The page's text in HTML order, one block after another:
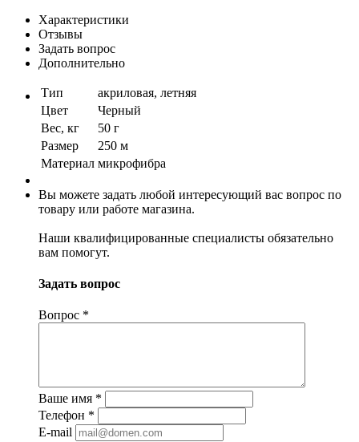
Характеристики
Отзывы
Задать вопрос
Дополнительно
Тип
акриловая, летняя
Цвет
Черный
Вес, кг
50 г
Размер
250 м
Материал микрофибра
Вы можете задать любой интересующий вас вопрос по
товару или работе магазина.
Наши квалифицированные специалисты обязательно
вам помогут.
Задать вопрос
Вопрос *
Ваше имя *
Телефон *
E-mail